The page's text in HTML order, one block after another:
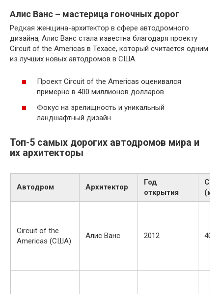
Алис Ванс – мастерица гоночных дорог
Редкая женщина-архитектор в сфере автодромного
дизайна, Алис Ванс стала известна благодаря проекту
Circuit of the Americas в Техасе, который считается одним
из лучших новых автодромов в США.
Проект Circuit of the Americas оценивался
примерно в 400 миллионов долларов
Фокус на зрелищность и уникальный
ландшафтный дизайн
Топ-5 самых дорогих автодромов мира и
их архитекторы
Автодром Архитектор
Год
открытия
Circuit of the
Americas (США)
Алис Ванс 2012 400